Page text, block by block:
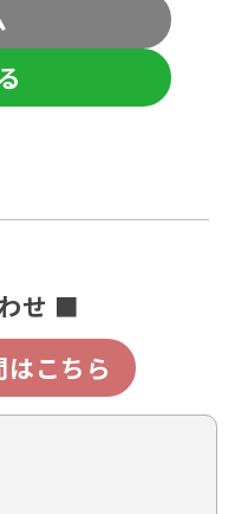
せ ■
こちら